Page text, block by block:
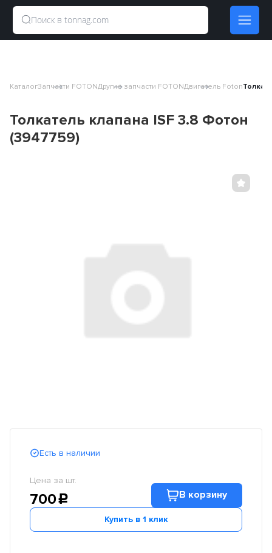
КаталогЗапчасти FOTONДругие запчасти FOTONДвигатель Foton
Толкатель клапана ISF 3.8 Фотон
(3947759)
Есть в наличии
Цена за шт.
700c В корзину
Купить в 1 клик